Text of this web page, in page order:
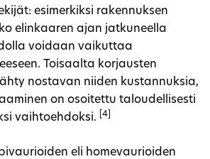
esimerkiksi rakennuksen
elinkaaren ajan jatkuneella
voidaan vaikuttaa
Toisaalta korjausten
nostavan niiden kustannuksia,
on osoitettu taloudellisesti
vaihtoehdoksi.
[4]
eli homevaurioiden